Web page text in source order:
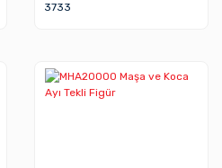
3733